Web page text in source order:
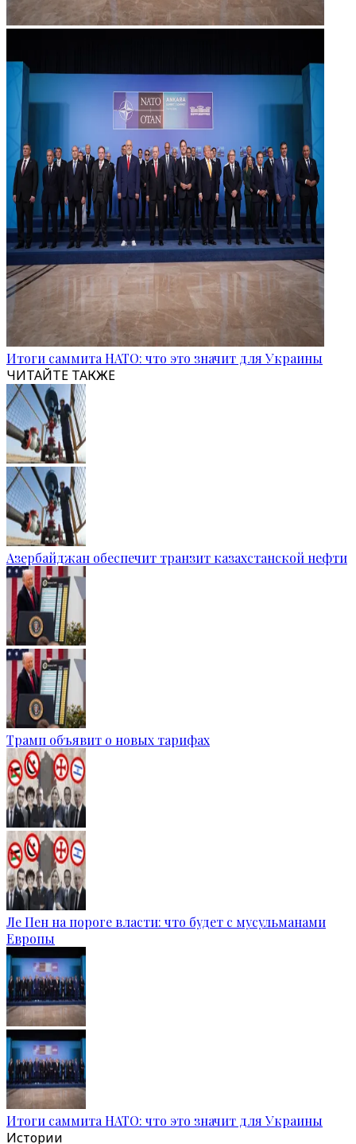
Итоги саммита НАТО: что это значит для Украины
ЧИТАЙТЕ ТАКЖЕ
Азербайджан обеспечит транзит казахстанской нефти
Трамп объявит о новых тарифах
Ле Пен на пороге власти: что будет с мусульманами
Европы
Итоги саммита НАТО: что это значит для Украины
Истории